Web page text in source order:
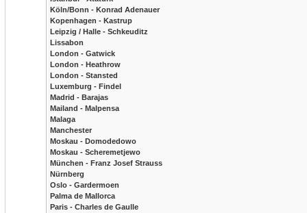
Köln/Bonn - Konrad Adenauer
Kopenhagen - Kastrup
Leipzig / Halle - Schkeuditz
Lissabon
London - Gatwick
London - Heathrow
London - Stansted
Luxemburg - Findel
Madrid - Barajas
Mailand - Malpensa
Malaga
Manchester
Moskau - Domodedowo
Moskau - Scheremetjewo
München - Franz Josef Strauss
Nürnberg
Oslo - Gardermoen
Palma de Mallorca
Paris - Charles de Gaulle